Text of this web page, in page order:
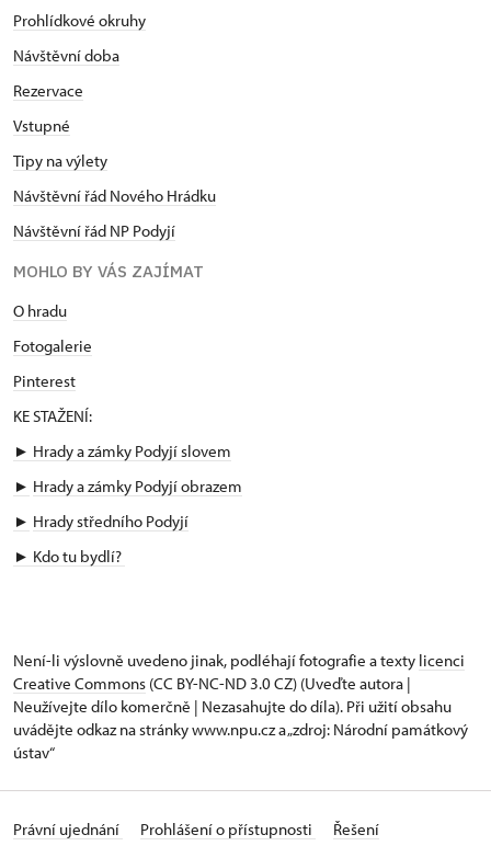
Prohlídkové okruhy
Návštěvní doba
Rezervace
Vstupné
Tipy na výlety
Návštěvní řád Nového Hrádku
Návštěvní řád NP Podyjí
MOHLO BY VÁS ZAJÍMAT
O hradu
Fotogalerie
Pinterest
KE STAŽENÍ:
► Hrady a zámky Podyjí slovem
► Hrady a zámky Podyjí obrazem
► Hrady středního Podyjí
► Kdo tu bydlí?
Není-li výslovně uvedeno jinak, podléhají fotografie a texty licenci
Creative Commons (CC BY-NC-ND 3.0 CZ) (Uveďte autora |
Neužívejte dílo komerčně | Nezasahujte do díla). Při užití obsahu
uvádějte odkaz na stránky www.npu.cz a „zdroj: Národní památkový
ústav“
Právní ujednání Prohlášení o přístupnosti
Řešení